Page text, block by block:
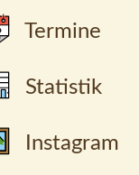
Termine
Statistik
Instagram